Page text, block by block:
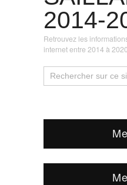
2014-
Retrouvez les
internet entre 2014 à 2020